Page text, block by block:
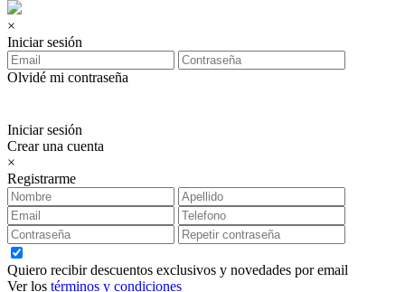
×
Iniciar sesión
Olvidé mi contraseña
Iniciar sesión
Crear una cuenta
×
Registrarme
Quiero recibir descuentos exclusivos y novedades por email
Ver los términos y condiciones